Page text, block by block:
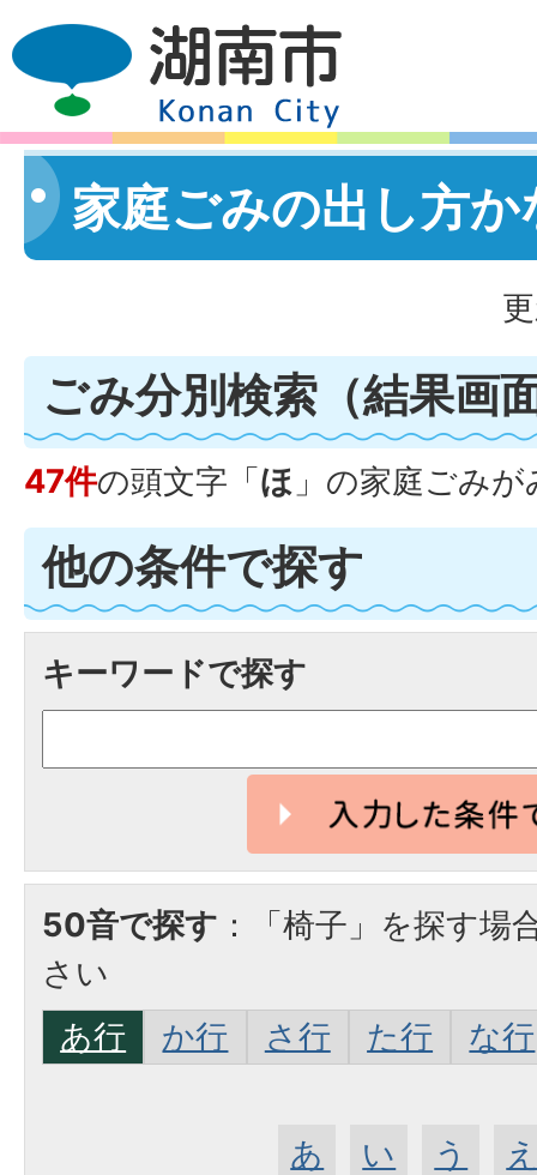
家庭ごみの出し方か
ごみ分別検索 （結果画
47件の頭文字「ほ 」の家庭ごみが
他の条件で探す
キーワードで探す
50音で探す ：「椅子」を探す場
さい
あ行
か行 さ行 た行 な行
あ い う